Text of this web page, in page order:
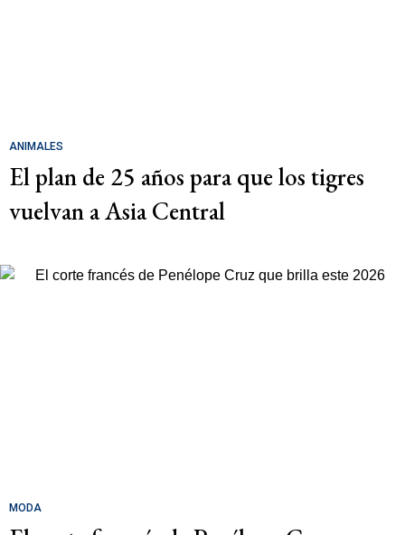
ANIMALES
El plan de 25 años para que los tigres
vuelvan a Asia Central
MODA